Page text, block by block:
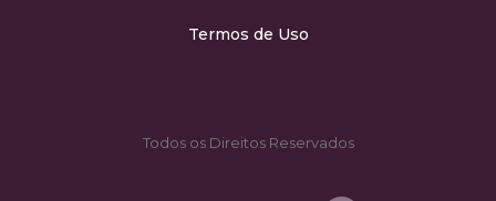
Termos de Uso
Todos os Direitos Reservados